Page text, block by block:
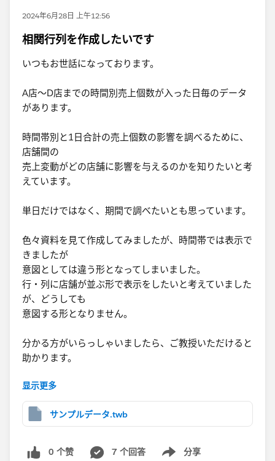
2024年6月28日 上午12:56
相関行列を作成したいです
いつもお世話になっております。
A店～D店までの時間別売上個数が入った日毎のデータ
があります。
時間帯別と1日合計の売上個数の影響を調べるために、
店舗間の
売上変動がどの店舗に影響を与えるのかを知りたいと考
えています。
単日だけではなく、期間で調べたいとも思っています。
色々資料を見て作成してみましたが、時間帯では表示で
きましたが
意図としては違う形となってしまいました。
行・列に店舗が並ぶ形で表示をしたいと考えていました
が、どうしても
意図する形となりません。
分かる方がいらっしゃいましたら、ご教授いただけると
助かります。
また、相関行列以外で、この形が良いという考えもあり
ましたら、教えていただきたいです。
显示更多
サンプルデータ.twb
0 个赞 7 个回答 分享
Show menu